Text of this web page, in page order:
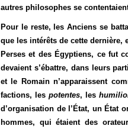
autres philosophes se
Pour le reste, les Anciens se
que les intérêts de cette dernière,
Perses et des Égyptiens, ce fut
devaient s’ébattre, dans leurs
et le Romain n’apparaissent
factions, les potentes, les
d’organisation de l’État, un État
hommes, qui étaient des